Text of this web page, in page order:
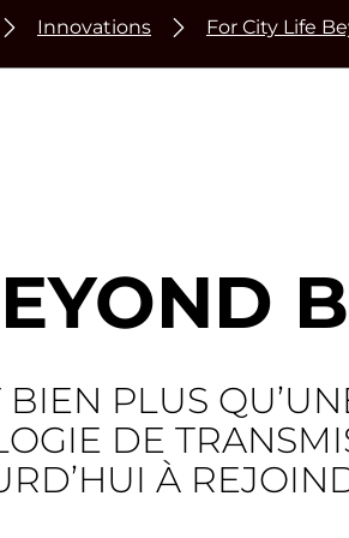
Innovations For City Life
PLUS
DE
À